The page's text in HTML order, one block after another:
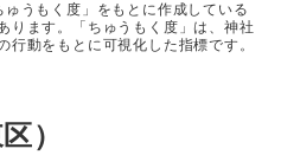
うもく度」をもとに作成している
ります。「ちゅうもく度」は、神社
動をもとに可視化した指標です。
）